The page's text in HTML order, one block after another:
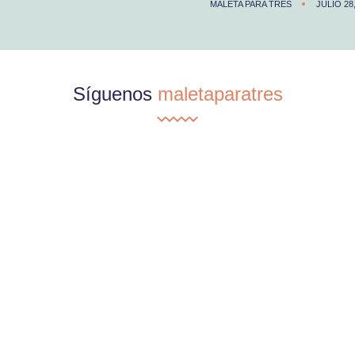
MALETA PARA TRES JULIO
Síguenos maletaparatres